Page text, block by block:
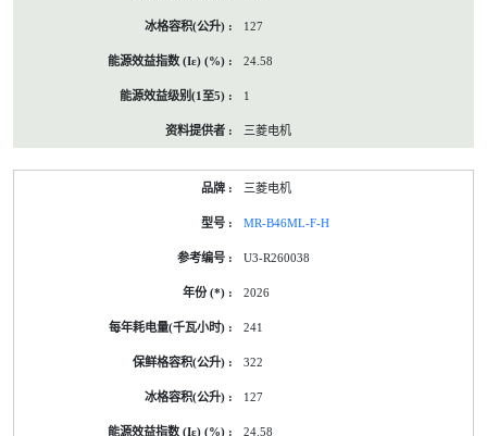
127
24.58
1
三菱电机
三菱电机
MR-B46ML-F-H
U3-R260038
2026
241
322
127
24.58